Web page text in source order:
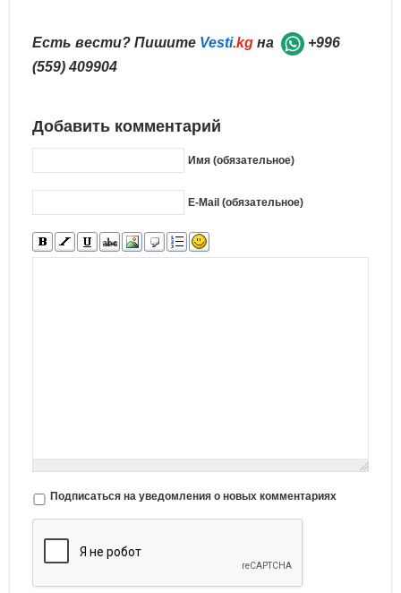
Есть вести? Пишите Vesti.kg на
+996
(559) 409904
Добавить комментарий
Имя (обязательное)
E-Mail (обязательное)
Подписаться на уведомления о новых комментариях